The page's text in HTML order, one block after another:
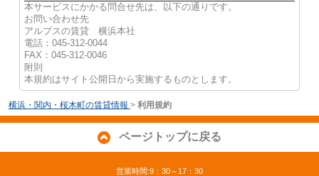
本サービスにかかる問合せ先は、以下の通りです。
お問い合わせ先
アルプスの賃貸 横浜本社
電話：045-312-0044
FAX：045-312-0046
附則
本規約はサイト公開日から実施するものとします。
横浜・関内・桜木町の賃貸情報 > 利用規約
ページトップに戻る
営業時間:9：30～17：30